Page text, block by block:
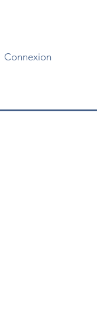
Connexion